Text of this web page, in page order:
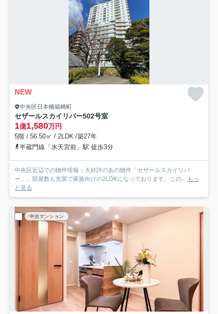
NEW
中央区日本橋箱崎町
セザールスカイリバー502号室
1億1,580万円
5階 / 56.50㎡ / 2LDK /築27年
半蔵門線「水天宮前」駅 徒歩3分
中央区近辺での物件情報：大好評のあの物件「セザールスカイリバ
ー」。部屋数も充実で家族向けの2LDKになっております。この...
もっ
と見る
中古マンション